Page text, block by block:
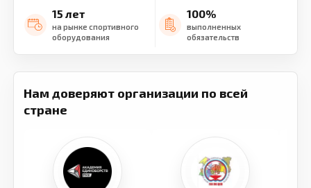
15 лет
на рынке спортивного
оборудования
100%
выполненных
обязательств
Нам доверяют организации по всей
стране